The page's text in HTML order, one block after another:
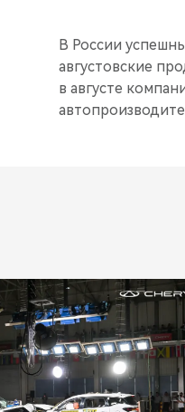
В России
августовские
в августе